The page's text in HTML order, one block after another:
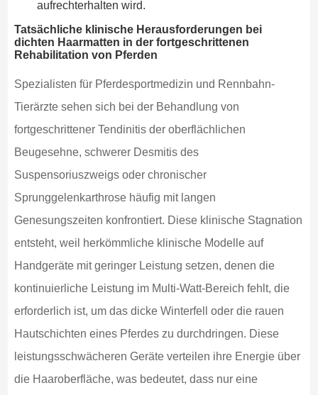
aufrechterhalten wird.
Tatsächliche klinische Herausforderungen bei
dichten Haarmatten in der fortgeschrittenen
Rehabilitation von Pferden
Spezialisten für Pferdesportmedizin und Rennbahn-
Tierärzte sehen sich bei der Behandlung von
fortgeschrittener Tendinitis der oberflächlichen
Beugesehne, schwerer Desmitis des
Suspensoriuszweigs oder chronischer
Sprunggelenkarthrose häufig mit langen
Genesungszeiten konfrontiert. Diese klinische Stagnation
entsteht, weil herkömmliche klinische Modelle auf
Handgeräte mit geringer Leistung setzen, denen die
kontinuierliche Leistung im Multi-Watt-Bereich fehlt, die
erforderlich ist, um das dicke Winterfell oder die rauen
Hautschichten eines Pferdes zu durchdringen. Diese
leistungsschwächeren Geräte verteilen ihre Energie über
die Haaroberfläche, was bedeutet, dass nur eine